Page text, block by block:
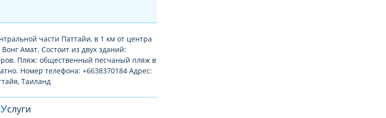
части Паттайи, в 1 км от центра
Амат. Состоит из двух зданий:
Пляж: общественный песчаный пляж в
Номер телефона: +6638370184 Адрес:
Таиланд
Услуги